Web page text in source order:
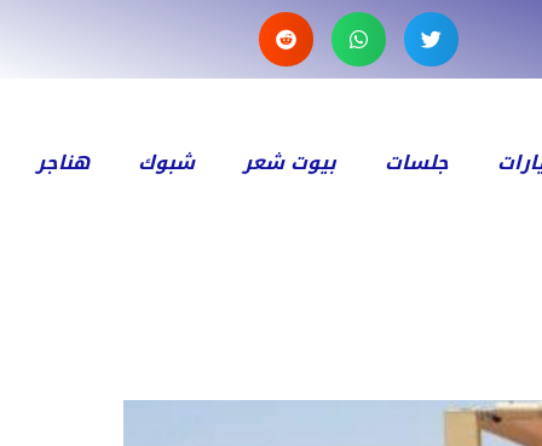
جلسات بيوت شعر شبوك هناجر